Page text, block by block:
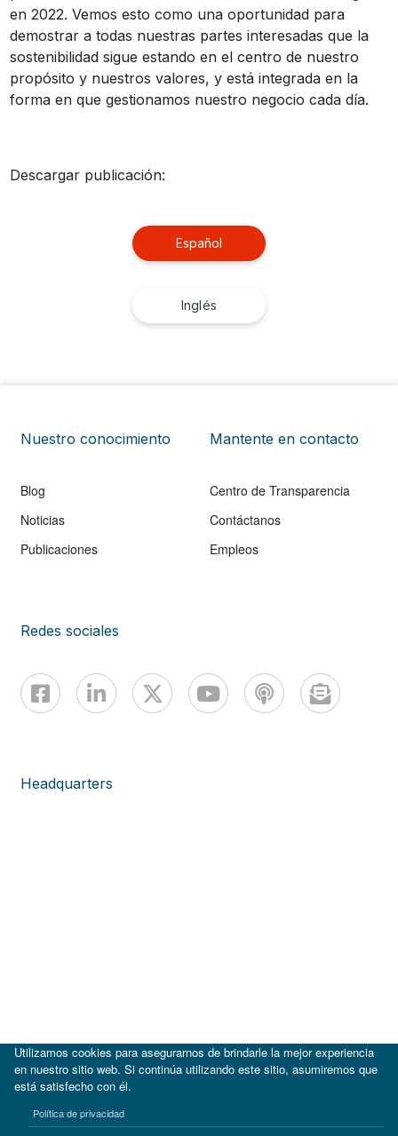
en 2022. Vemos esto como una oportunidad para
demostrar a todas nuestras partes interesadas que la
sostenibilidad sigue estando en el centro de nuestro
propósito y nuestros valores, y está integrada en la
forma en que gestionamos nuestro negocio cada día.
Descargar publicación:
Inglés
Español
Nuestro conocimiento
Blog
Noticias
Publicaciones
Mantente en contacto
Centro de Transparencia
Contáctanos
Empleos
Redes sociales
Headquarters
Utilizamos cookies para asegurarnos de brindarle la mejor experiencia
en nuestro sitio web. Si continúa utilizando este sitio, asumiremos que
está satisfecho con él.
Política de privacidad